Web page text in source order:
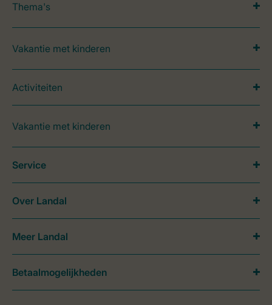
Thema's
Vakantie met kinderen
Activiteiten
Vakantie met kinderen
Service
Over Landal
Meer Landal
Betaalmogelijkheden